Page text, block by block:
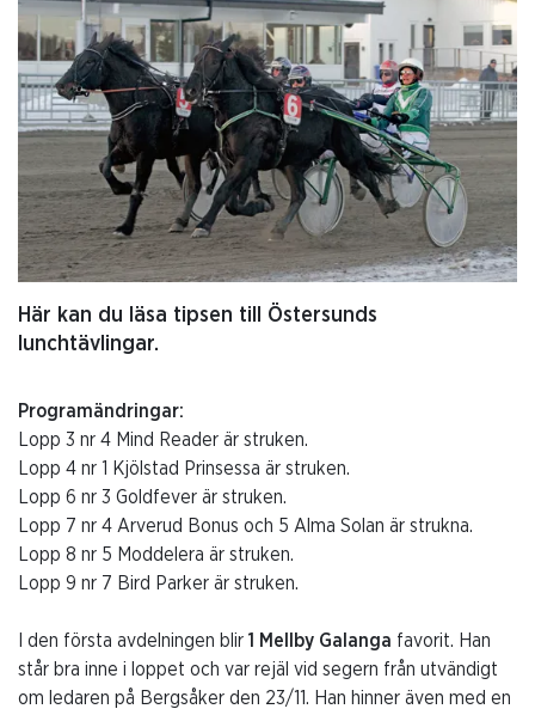
Här kan du läsa tipsen till Östersunds
lunchtävlingar.
Programändringar:
Lopp 3 nr 4 Mind Reader är struken.
Lopp 4 nr 1 Kjölstad Prinsessa är struken.
Lopp 6 nr 3 Goldfever är struken.
Lopp 7 nr 4 Arverud Bonus och 5 Alma Solan är strukna.
Lopp 8 nr 5 Moddelera är struken.
Lopp 9 nr 7 Bird Parker är struken.
I den första avdelningen blir 1 Mellby Galanga favorit. Han
står bra inne i loppet och var rejäl vid segern från utvändigt
om ledaren på Bergsåker den 23/11. Han hinner även med en